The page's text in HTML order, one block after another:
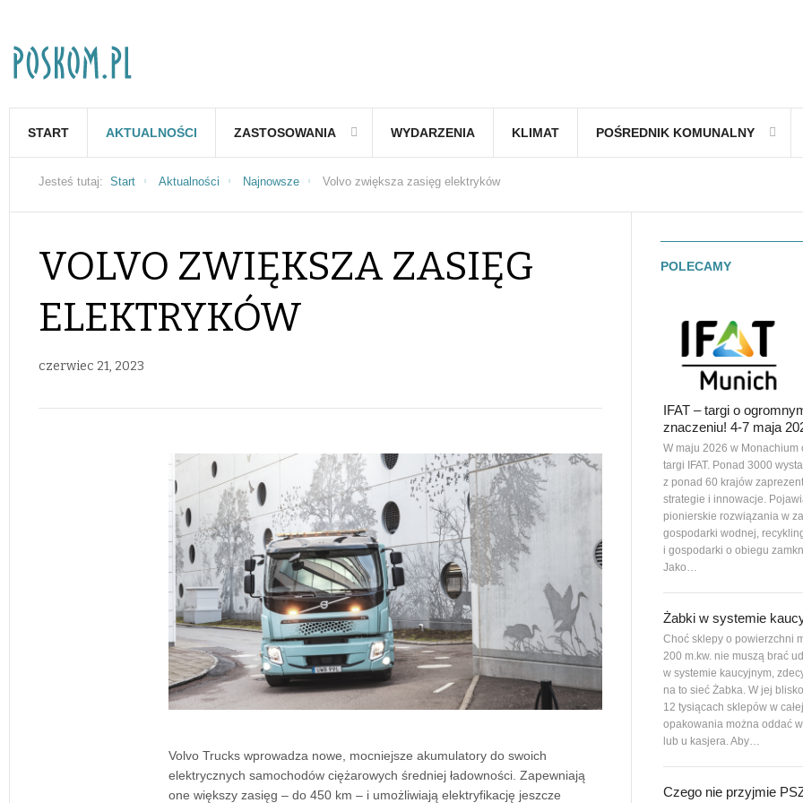
START AKTUALNOŚCI ZASTOSOWANIA WYDARZENIA KLIMAT POŚREDNIK KOMUNALNY
Jesteś tutaj: Start Aktualności Najnowsze Volvo zwiększa zasięg elektryków
VOLVO ZWIĘKSZA ZASIĘG
ELEKTRYKÓW
czerwiec 21, 2023
Volvo Trucks wprowadza nowe, mocniejsze akumulatory do swoich
elektrycznych samochodów ciężarowych średniej ładowności. Zapewniają
one większy zasięg – do 450 km – i umożliwiają elektryfikację jeszcze
POLECAMY
IFAT – targi o
znaczeniu! 4-7 maja
W maju 2026 w Monachium
targi IFAT. Ponad 3000
z ponad 60 krajów
strategie i innowacje.
pionierskie rozwiązania w
gospodarki wodnej,
i gospodarki o obiegu
Jako…
Żabki w systemie
Choć sklepy o powierzchni
200 m.kw. nie muszą brać
w systemie kaucyjnym,
na to sieć Żabka. W jej blisko
12 tysiącach sklepów w
opakowania można oddać
lub u kasjera. Aby…
Czego nie przyjmie